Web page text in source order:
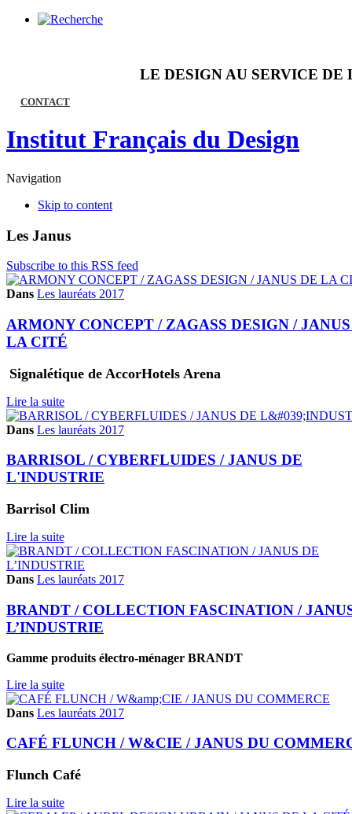
LE DESIGN AU SERVICE
CONTACT
Institut Français du Design
Navigation
Skip to content
Les Janus
Subscribe to this RSS feed
Dans Les lauréats 2017
ARMONY CONCEPT / ZAGASS DESIGN /
LA CITÉ
Signalétique de AccorHotels Arena
Lire la suite
Dans Les lauréats 2017
BARRISOL / CYBERFLUIDES / JANUS DE
L'INDUSTRIE
Barrisol Clim
Lire la suite
Dans Les lauréats 2017
BRANDT / COLLECTION FASCINATION /
L’INDUSTRIE
Gamme produits électro-ménager BRANDT
Lire la suite
Dans Les lauréats 2017
CAFÉ FLUNCH / W&CIE / JANUS DU
Flunch Café
Lire la suite